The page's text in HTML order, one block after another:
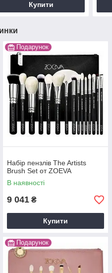
Купити
Подарунок
Набір пензлів The Artists
Brush Set от ZOEVA
В наявності
9 041 ₴
Купити
Подарунок